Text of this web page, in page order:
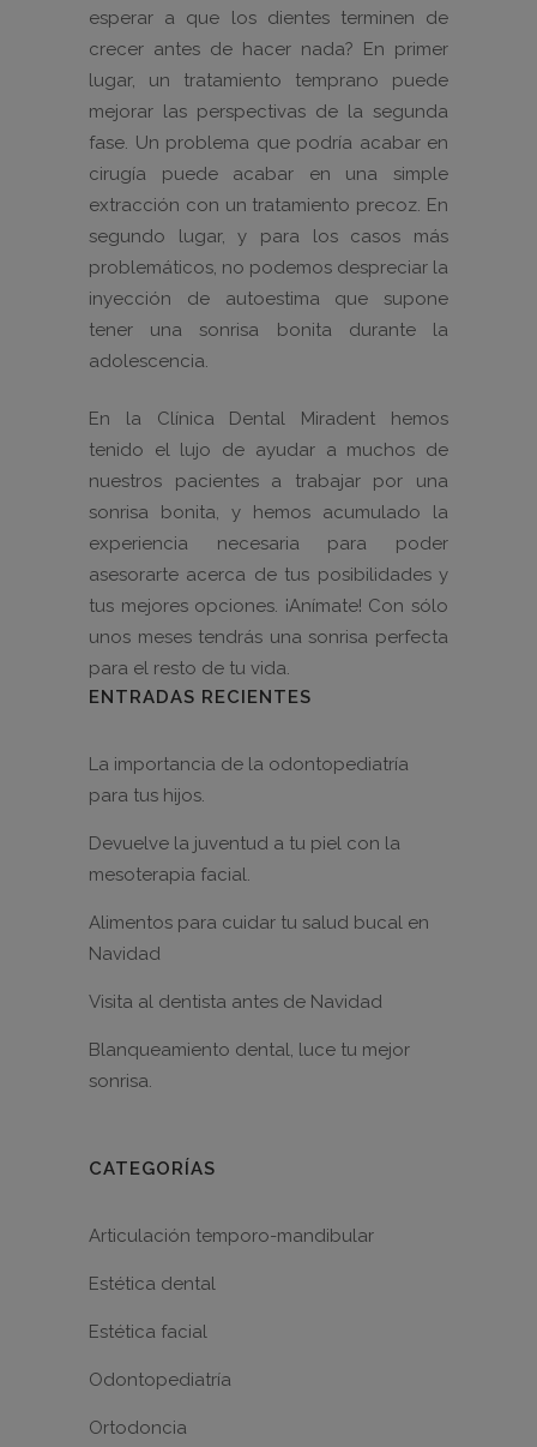
esperar a que los dientes terminen de
crecer antes de hacer nada? En primer
lugar, un tratamiento temprano puede
mejorar las perspectivas de la segunda
fase. Un problema que podría acabar en
cirugía puede acabar en una simple
extracción con un tratamiento precoz. En
segundo lugar, y para los casos más
problemáticos, no podemos despreciar la
inyección de autoestima que supone
tener una sonrisa bonita durante la
adolescencia.
En la Clínica Dental Miradent hemos
tenido el lujo de ayudar a muchos de
nuestros pacientes a trabajar por una
sonrisa bonita, y hemos acumulado la
experiencia necesaria para poder
asesorarte acerca de tus posibilidades y
tus mejores opciones. ¡Anímate! Con sólo
unos meses tendrás una sonrisa perfecta
para el resto de tu vida.
ENTRADAS RECIENTES
La importancia de la odontopediatría
para tus hijos.
Devuelve la juventud a tu piel con la
mesoterapia facial.
Alimentos para cuidar tu salud bucal en
Navidad
Visita al dentista antes de Navidad
Blanqueamiento dental, luce tu mejor
sonrisa.
CATEGORÍAS
Articulación temporo-mandibular
Estética dental
Estética facial
Odontopediatría
Ortodoncia